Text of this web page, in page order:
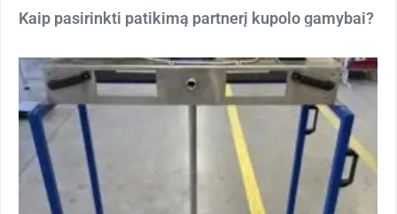
Kaip pasirinkti patikimą partnerį kupolo gamybai?